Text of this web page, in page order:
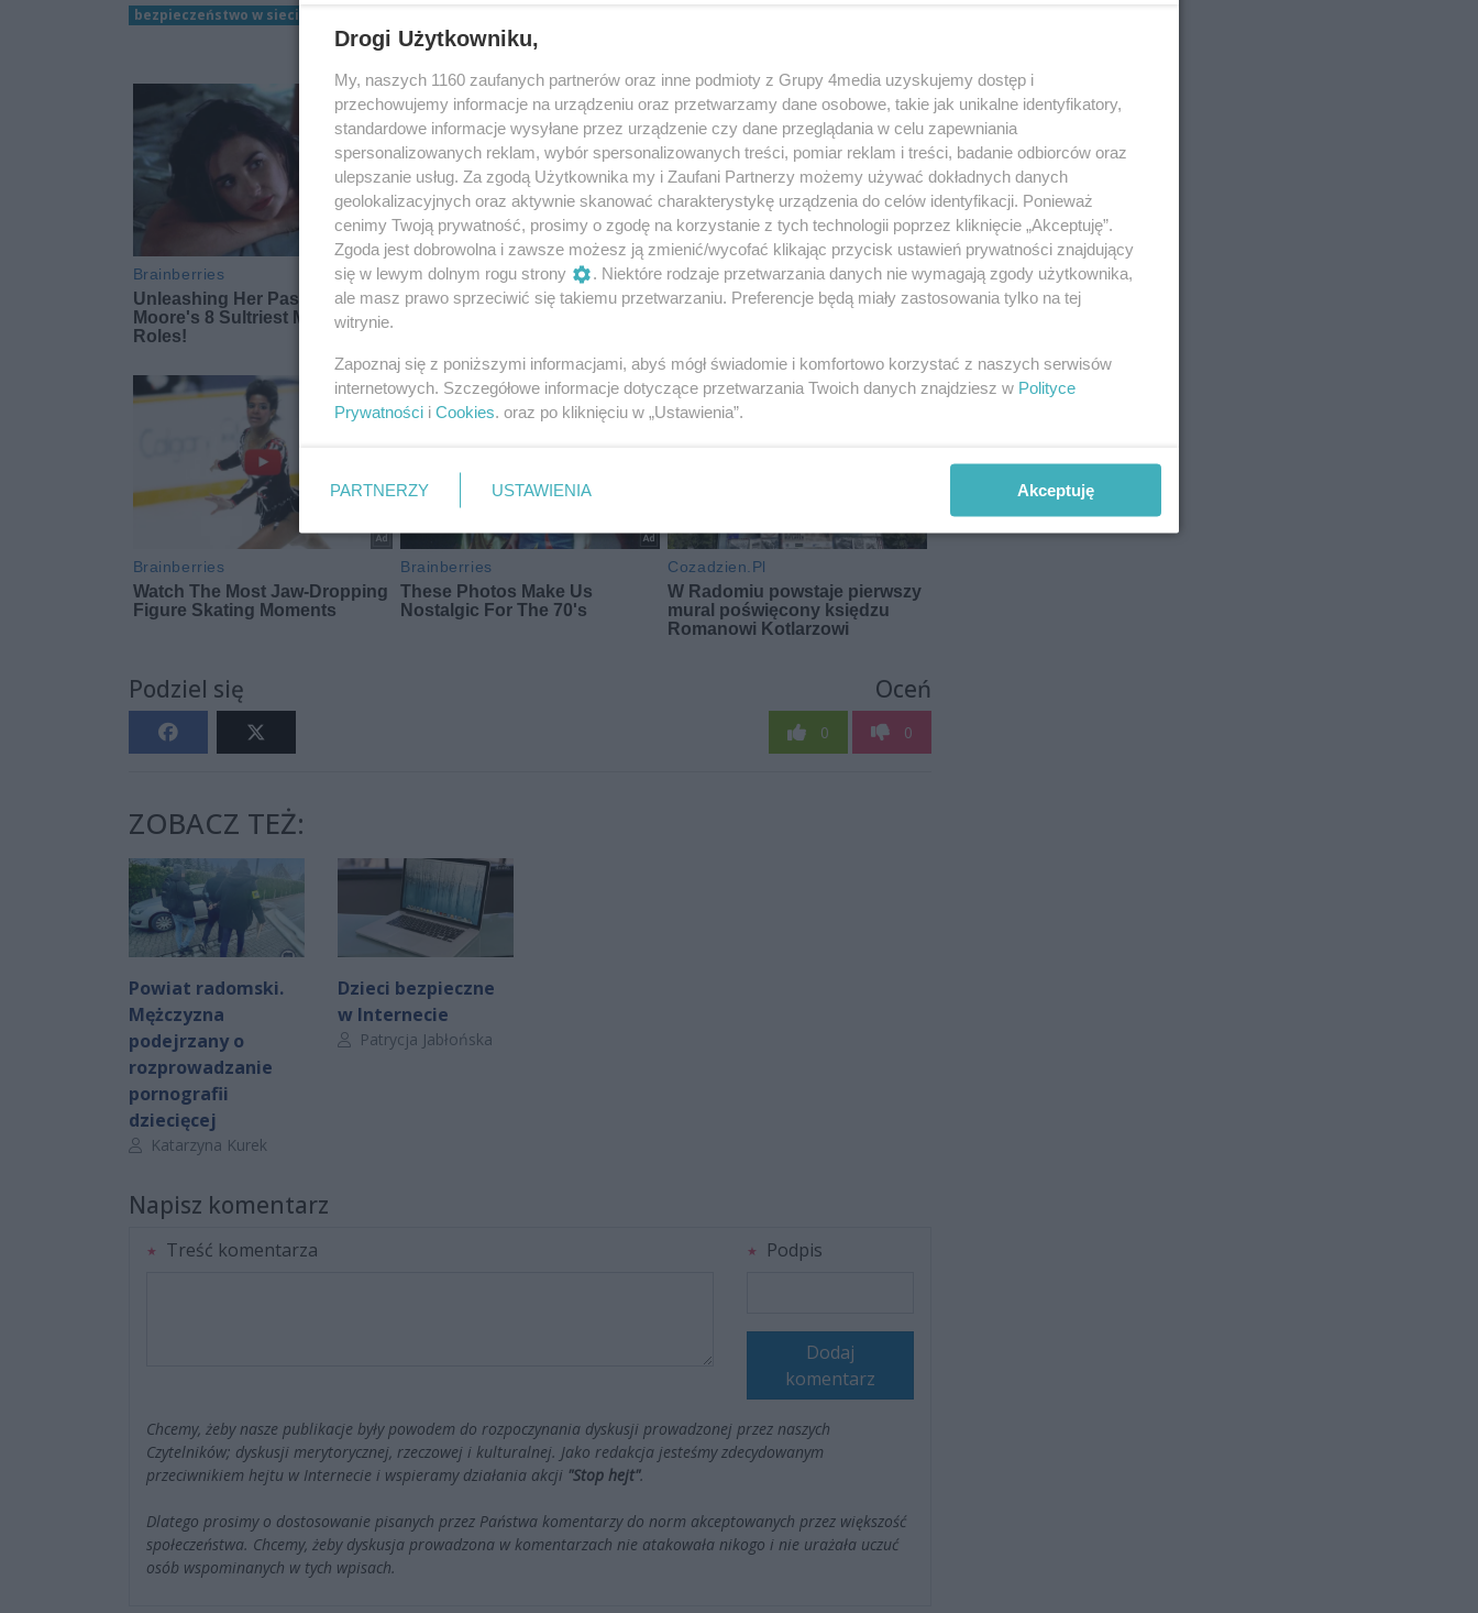
bezpieczeństwo w sieci
Podziel się Oceń
0 0
ZOBACZ TEŻ:
Powiat radomski.
Mężczyzna
podejrzany o
rozprowadzanie
pornografii
dziecięcej
Autor artykułu:
Katarzyna Kurek
Dzieci bezpieczne
w Internecie
Autor artykułu:
Patrycja Jabłońska
Napisz komentarz
Treść komentarza Podpis
Dodaj
komentarz
Chcemy, żeby nasze publikacje były powodem do rozpoczynania dyskusji prowadzonej przez naszych
Czytelników; dyskusji merytorycznej, rzeczowej i kulturalnej. Jako redakcja jesteśmy zdecydowanym
przeciwnikiem hejtu w Internecie i wspieramy działania akcji "Stop hejt".
Dlatego prosimy o dostosowanie pisanych przez Państwa komentarzy do norm akceptowanych przez większość
społeczeństwa. Chcemy, żeby dyskusja prowadzona w komentarzach nie atakowała nikogo i nie urażała uczuć
osób wspominanych w tych wpisach.
Drogi Użytkowniku,
My, naszych 1160 zaufanych partnerów oraz inne podmioty z Grupy 4media uzyskujemy dostęp i
przechowujemy informacje na urządzeniu oraz przetwarzamy dane osobowe, takie jak unikalne identyfikatory,
standardowe informacje wysyłane przez urządzenie czy dane przeglądania w celu zapewniania
spersonalizowanych reklam, wybór spersonalizowanych treści, pomiar reklam i treści, badanie odbiorców oraz
ulepszanie usług. Za zgodą Użytkownika my i Zaufani Partnerzy możemy używać dokładnych danych
geolokalizacyjnych oraz aktywnie skanować charakterystykę urządzenia do celów identyfikacji. Ponieważ
cenimy Twoją prywatność, prosimy o zgodę na korzystanie z tych technologii poprzez kliknięcie „Akceptuję”.
Zgoda jest dobrowolna i zawsze możesz ją zmienić/wycofać klikając przycisk ustawień prywatności znajdujący
się w lewym dolnym rogu strony
. Niektóre rodzaje przetwarzania danych nie wymagają zgody użytkownika,
ale masz prawo sprzeciwić się takiemu przetwarzaniu. Preferencje będą miały zastosowania tylko na tej
witrynie.
Zapoznaj się z poniższymi informacjami, abyś mógł świadomie i komfortowo korzystać z naszych serwisów
internetowych. Szczegółowe informacje dotyczące przetwarzania Twoich danych znajdziesz w Polityce
Prywatności i Cookies. oraz po kliknięciu w „Ustawienia”.
PARTNERZY USTAWIENIA Akceptuję